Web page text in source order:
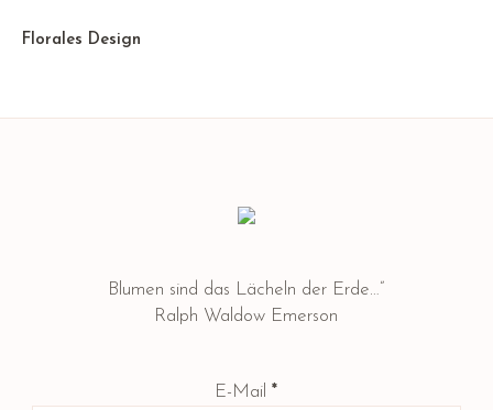
Florales Design
Blumen sind das Lächeln der Erde…”
Ralph Waldow Emerson
E-Mail*